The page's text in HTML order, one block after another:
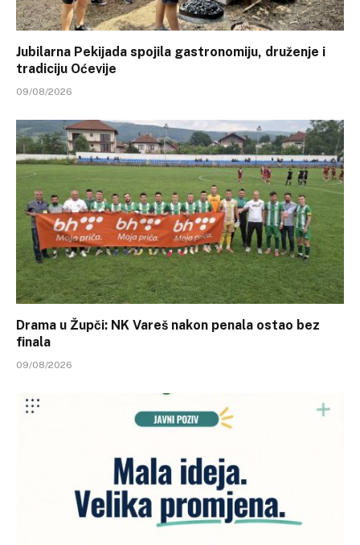
Jubilarna Pekijada spojila gastronomiju, druženje i
tradiciju Oćevije
09/08/2026
Drama u Župči: NK Vareš nakon penala ostao bez
finala
09/08/2026